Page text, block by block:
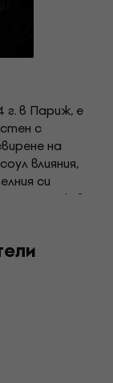
г. в Париж, е
с
на
влияния,
си
на живо.